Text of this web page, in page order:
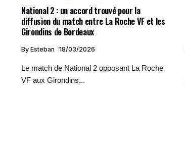
National 2 : un accord trouvé pour la
diffusion du match entre La Roche VF et les
Girondins de Bordeaux
By Esteban 18/03/2026
Le match de National 2 opposant La Roche
VF aux Girondins...